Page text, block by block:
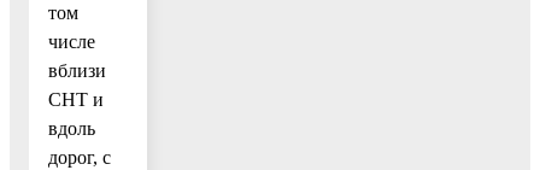
том
числе
вблизи
СНТ и
вдоль
дорог, с